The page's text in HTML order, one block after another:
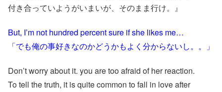
付き合っていようがいまいが、そのまま行け。』
But, I’m not hundred percent sure if she likes me…
「でも俺の事好きなのかどうかもよく分からないし。。」
Don’t worry about it. you are too afraid of her reaction.
To tell the truth, it is quite common to fall in love after